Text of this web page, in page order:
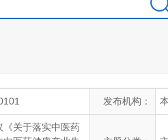
发布机构：
关于落实中医药